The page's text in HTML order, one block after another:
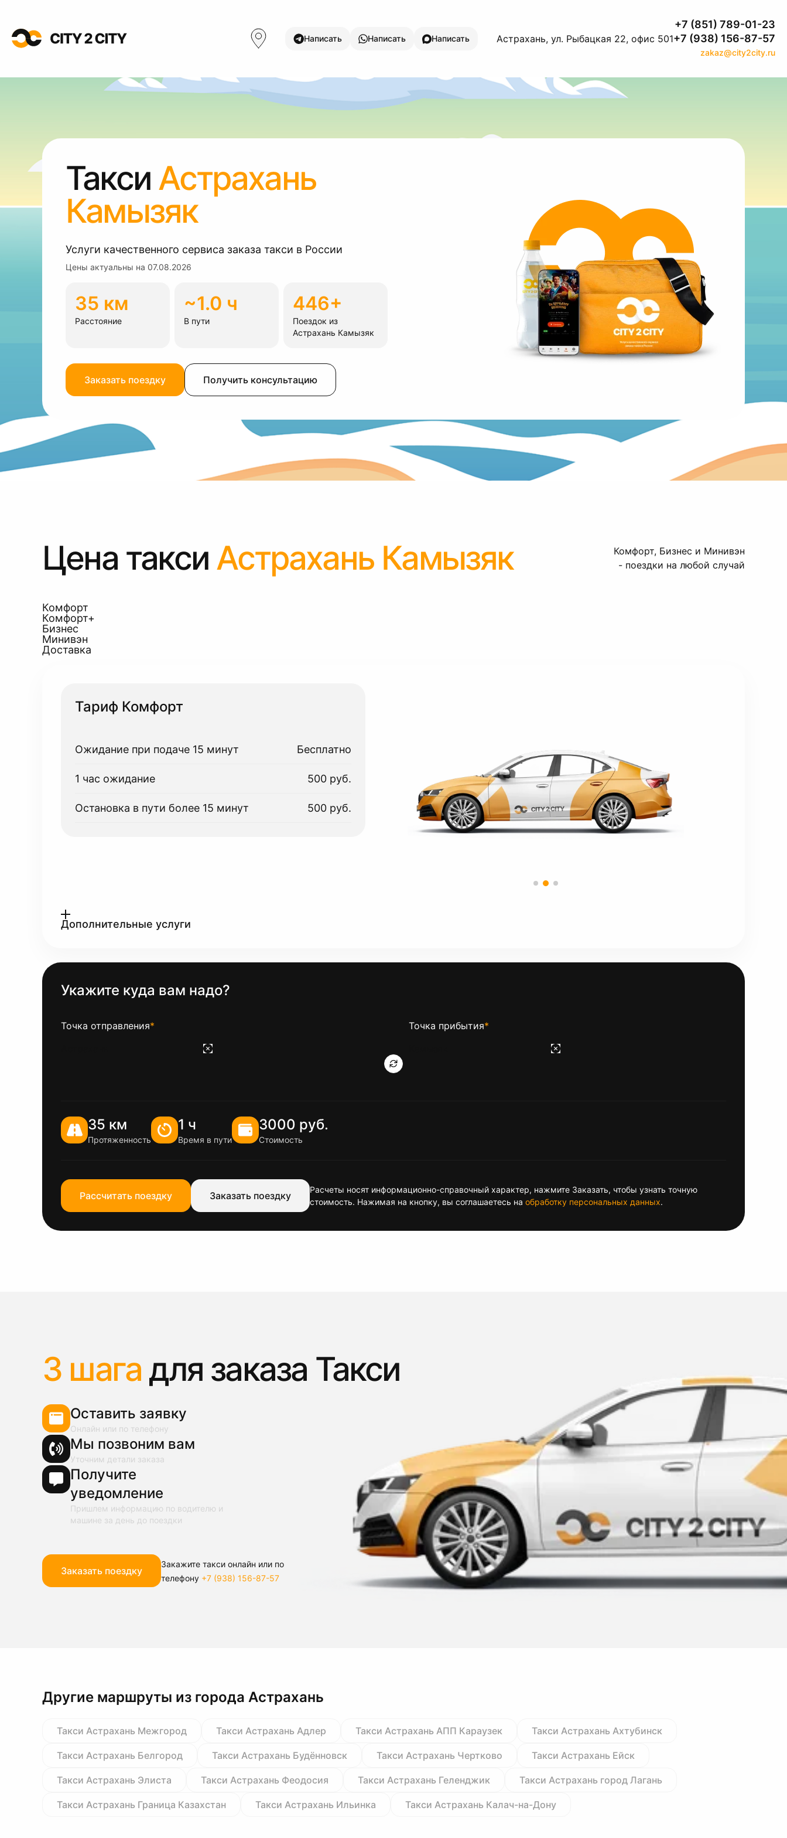
Написать Написать Написать Астрахань, ул. Рыбацкая 22, офис 501
+7 (851) 789-01-23
+7 (938) 156-87-57
zakaz@city2city.ru
Такси Астрахань
Камызяк
Услуги качественного сервиса заказа такси в России
Цены актуальны на 07.08.2026
35 км
Расстояние
~1.0 ч
В пути
446+
Поездок из
Астрахань Камызяк
Заказать поездку Получить консультацию
Цена такси Астрахань Камызяк
Комфорт, Бизнес и Минивэн
- поездки на любой случай
Комфорт
Комфорт+
Бизнес
Минивэн
Доставка
Тариф Комфорт
Ожидание при подаче 15 минут Бесплатно
1 час ожидание 500 руб.
Остановка в пути более 15 минут 500 руб.
Дополнительные услуги
Укажите куда вам надо?
Точка отправления* Точка прибытия*
35 км
Протяженность
1 ч
Время в пути
3000 руб.
Стоимость
Рассчитать поездку Заказать поездку
Расчеты носят информационно-справочный характер, нажмите Заказать, чтобы узнать точную
стоимость. Нажимая на кнопку, вы соглашаетесь на обработку персональных данных.
3 шага для заказа Такси
Оставить заявку
Онлайн или по телефону
Мы позвоним вам
Уточним детали заказа
Получите
уведомление
Пришлем информацию по водителю и
машине за день до поездки
Заказать поездку
Закажите такси онлайн или по
телефону +7 (938) 156-87-57
Другие маршруты из города Астрахань
Такси Астрахань Межгород Такси Астрахань Адлер Такси Астрахань АПП Караузек Такси Астрахань Ахтубинск
Такси Астрахань Белгород Такси Астрахань Будённовск Такси Астрахань Чертково Такси Астрахань Ейск
Такси Астрахань Элиста Такси Астрахань Феодосия Такси Астрахань Геленджик Такси Астрахань город Лагань
Такси Астрахань Граница Казахстан Такси Астрахань Ильинка Такси Астрахань Калач-на-Дону